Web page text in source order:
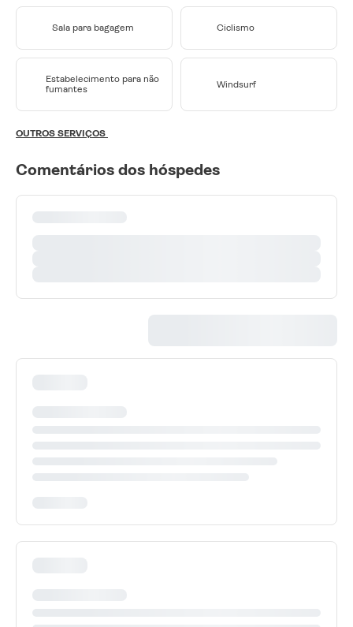
Sala para bagagem Ciclismo
Estabelecimento para não
fumantes
Windsurf
OUTROS SERVIÇOS
Comentários dos hóspedes